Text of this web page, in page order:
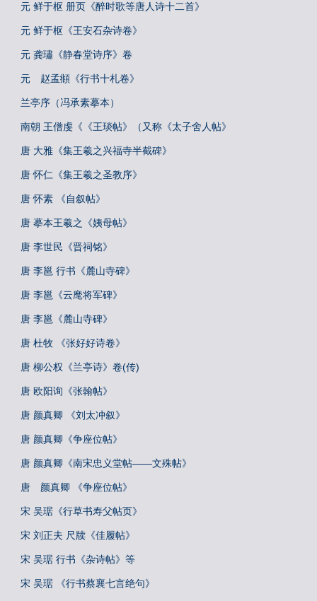
元 鲜于枢 册页《醉时歌等唐人诗十二首》
元 鲜于枢《王安石杂诗卷》
元 龚璛《静春堂诗序》卷
元 赵孟頫《行书十札卷》
兰亭序（冯承素摹本）
南朝 王僧虔《《王琰帖》（又称《太子舍人帖》
唐 大雅《集王羲之兴福寺半截碑》
唐 怀仁《集王羲之圣教序》
唐 怀素 《自叙帖》
唐 摹本王羲之《姨母帖》
唐 李世民《晋祠铭》
唐 李邕 行书《麓山寺碑》
唐 李邕《云麾将军碑》
唐 李邕《麓山寺碑》
唐 杜牧 《张好好诗卷》
唐 柳公权《兰亭诗》卷(传)
唐 欧阳询《张翰帖》
唐 颜真卿 《刘太冲叙》
唐 颜真卿《争座位帖》
唐 颜真卿《南宋忠义堂帖——文殊帖》
唐 颜真卿 《争座位帖》
宋 吴琚《行草书寿父帖页》
宋 刘正夫 尺牍《佳履帖》
宋 吴琚 行书《杂诗帖》等
宋 吴琚 《行书蔡襄七言绝句》